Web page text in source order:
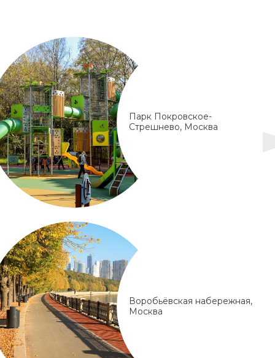
Парк Покровское-
Стрешнево, Москва
Воробьёвская набережная,
Москва